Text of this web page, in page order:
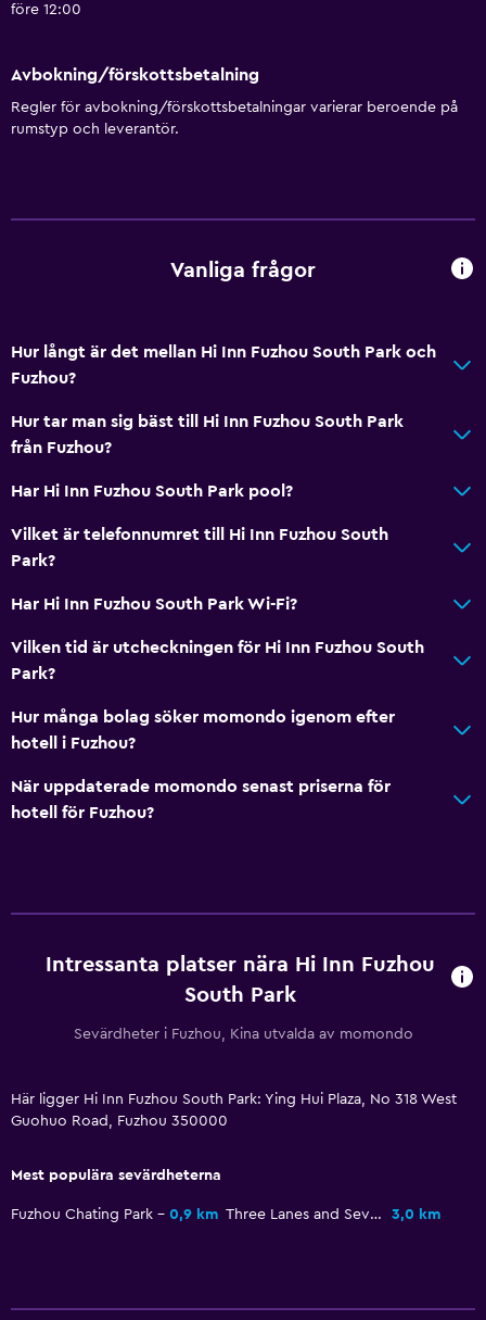
före 12:00
Avbokning/förskottsbetalning
Regler för avbokning/förskottsbetalningar varierar beroende på
rumstyp och leverantör.
Vanliga frågor
Hur långt är det mellan Hi Inn Fuzhou South Park och
Fuzhou?
Hur tar man sig bäst till Hi Inn Fuzhou South Park
från Fuzhou?
Har Hi Inn Fuzhou South Park pool?
Vilket är telefonnumret till Hi Inn Fuzhou South
Park?
Har Hi Inn Fuzhou South Park Wi-Fi?
Vilken tid är utcheckningen för Hi Inn Fuzhou South
Park?
Hur många bolag söker momondo igenom efter
hotell i Fuzhou?
När uppdaterade momondo senast priserna för
hotell för Fuzhou?
Intressanta platser nära Hi Inn Fuzhou
South Park
Sevärdheter i Fuzhou, Kina utvalda av momondo
Här ligger Hi Inn Fuzhou South Park: Ying Hui Plaza, No 318 West
Guohuo Road, Fuzhou 350000
Mest populära sevärdheterna
Fuzhou Chating Park 0,9 km Three Lanes and Seven Alleys 3,0 km